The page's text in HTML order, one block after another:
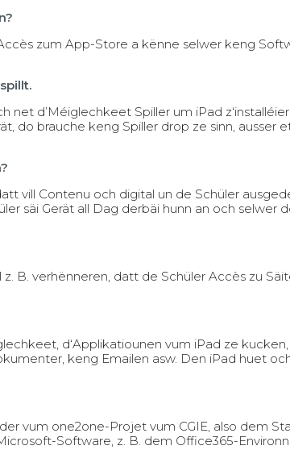
zum App-Store a kënne selwer keng
d’Méiglechkeet Spiller um iPad
do brauche keng Spiller drop ze sinn, ausser
vill Contenu och digital un de Schüler
säi Gerät all Dag derbäi hunn an och selwer
B. verhënneren, datt de Schüler Accès zu
d‘Applikatiounen vum iPad ze
keng Emailen asw. Den iPad huet
vum one2one-Projet vum CGIE, also dem
Software, z. B. dem Office365-